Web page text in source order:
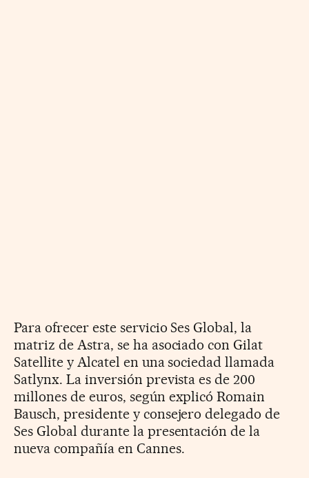
Para ofrecer este servicio Ses Global, la
matriz de Astra, se ha asociado con Gilat
Satellite y Alcatel en una sociedad llamada
Satlynx. La inversión prevista es de 200
millones de euros, según explicó Romain
Bausch, presidente y consejero delegado de
Ses Global durante la presentación de la
nueva compañía en Cannes.